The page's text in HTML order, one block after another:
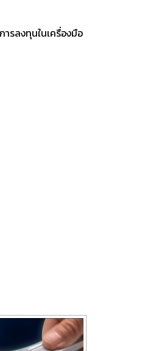
รลงทุนในเครื่องมือ